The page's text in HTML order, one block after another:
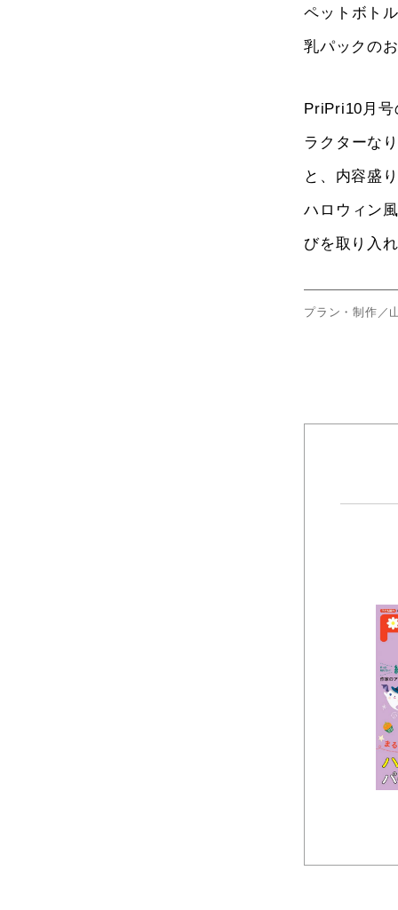
ペットボト
乳パックの
PriPri10月
ラクターな
と、内容盛
ハロウィン
びを取り入
プラン・制作／